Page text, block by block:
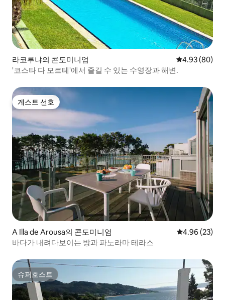
라코루냐의 콘도미니엄 평점 4.93점(5
4.93 (80)
'코스타 다 모르테'에서 즐길 수 있는 수영장과 해변.
게스트 선호
게스트 선호
A Illa de Arousa의 콘도미니엄 평점 4.96점(5
4.96 (23)
바다가 내려다보이는 방과 파노라마 테라스
슈퍼호스트
슈퍼호스트